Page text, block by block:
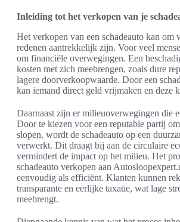
Inleiding tot het verkopen van je
Het verkopen van een schadeauto kan om
redenen aantrekkelijk zijn. Voor veel
om financiële overwegingen. Een
kosten met zich meebrengen, zoals dure
lagere doorverkoopwaarde. Door een
kan iemand direct geld vrijmaken en deze
Daarnaast zijn er milieuoverwegingen die
Door te kiezen voor een reputable partij
slopen, wordt de schadeauto op een
verwerkt. Dit draagt bij aan de circulaire
vermindert de impact op het milieu. Het
schadeauto verkopen aan
eenvoudig als efficiënt. Klanten kunnen
transparante en eerlijke taxatie, wat lage
meebrengt.